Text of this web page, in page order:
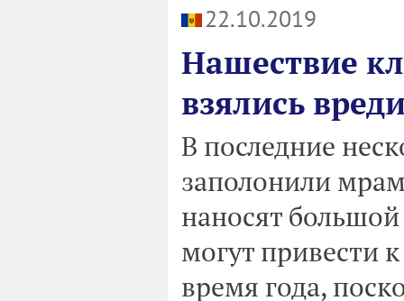
22.10.2019
Нашествие
взялись
В последние
заполонили
наносят большой
могут привести
время года,